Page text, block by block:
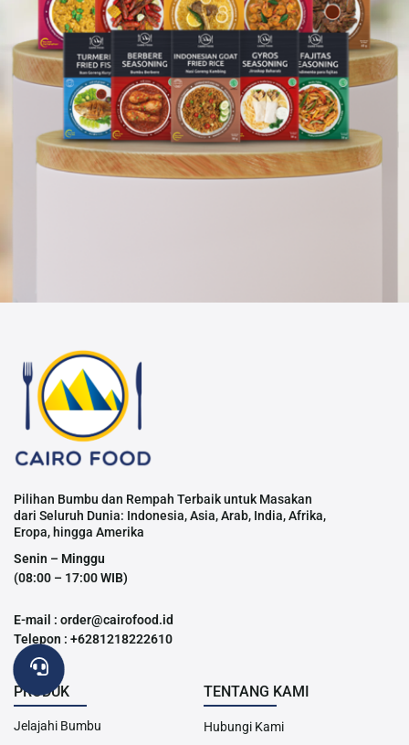
Pilihan Bumbu dan Rempah Terbaik untuk Masakan
dari Seluruh Dunia: Indonesia, Asia, Arab, India, Afrika,
Eropa, hingga Amerika
Senin – Minggu
(08:00 – 17:00 WIB)
E-mail : order@cairofood.id
Telepon : +6281218222610
PRODUK
Jelajahi Bumbu
TENTANG KAMI
Hubungi Kami